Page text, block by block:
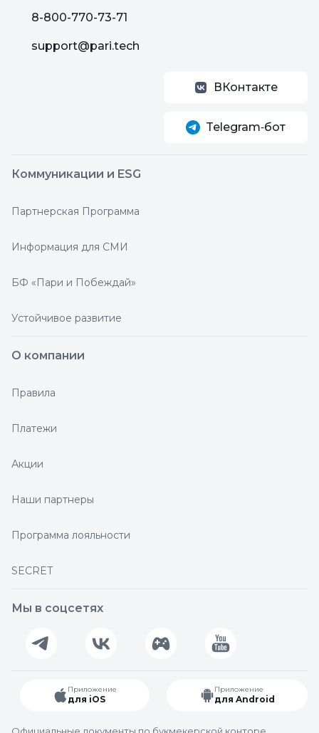
8-800-770-73-71
support@pari.tech
ВКонтакте
Telegram‑бот
Коммуникации и ESG
Партнерская Программа
Информация для СМИ
БФ «Пари и Побеждай»
Устойчивое развитие
О компании
Правила
Платежи
Акции
Наши партнеры
Программа лояльности
SECRET
Мы в соцсетях
Приложение
для iOS
Приложение
для Android